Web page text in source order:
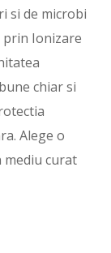
si de microbi
Ionizare
chiar si
Alege o
curat